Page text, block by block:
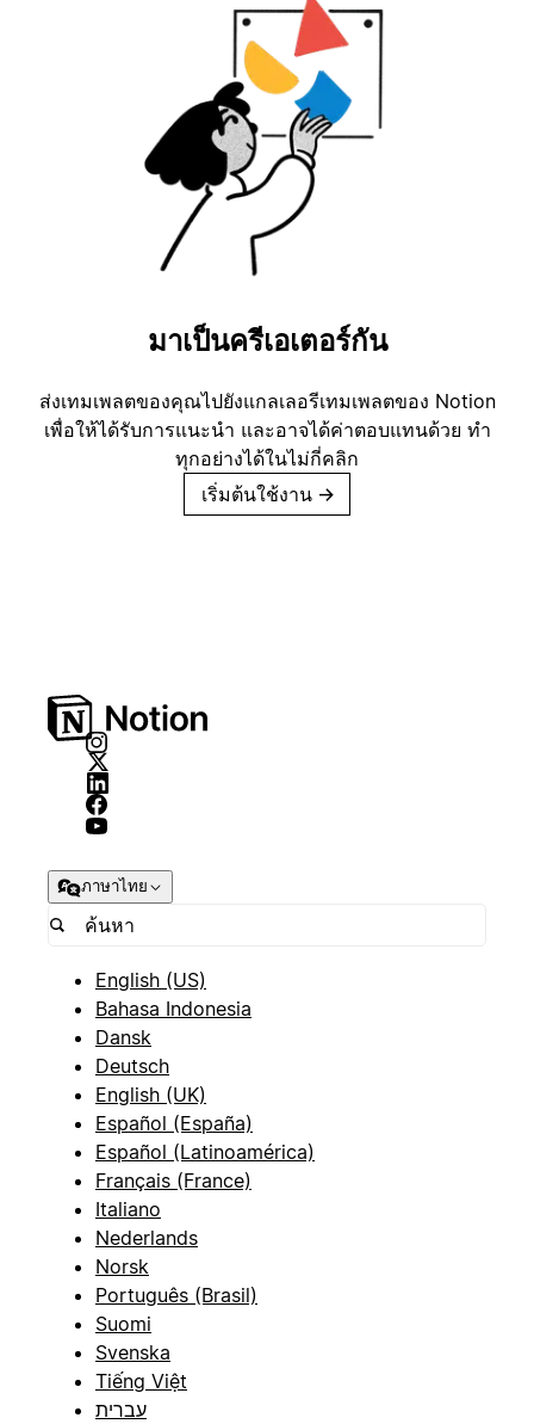
มาเป็นครีเอเตอร์กัน
ส่งเทมเพลตของคุณไปยังแกลเลอรีเทมเพลตของ Notion
เพื่อให้ได้รับการแนะนำ และอาจได้ค่าตอบแทนด้วย ทำ
ทุกอย่างได้ในไม่กี่คลิก
เริ่มต้นใช้งาน →
ภาษาไทย
English (US)
Bahasa Indonesia
Dansk
Deutsch
English (UK)
Español (España)
Español (Latinoamérica)
Français (France)
Italiano
Nederlands
Norsk
Português (Brasil)
Suomi
Svenska
Tiếng Việt
עברית